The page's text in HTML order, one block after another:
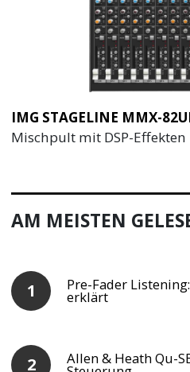
IMG STAGELINE MMX-
Mischpult mit DSP-Effekten
AM MEISTEN
Pre-Fader
erklärt
Allen & Heath Qu-